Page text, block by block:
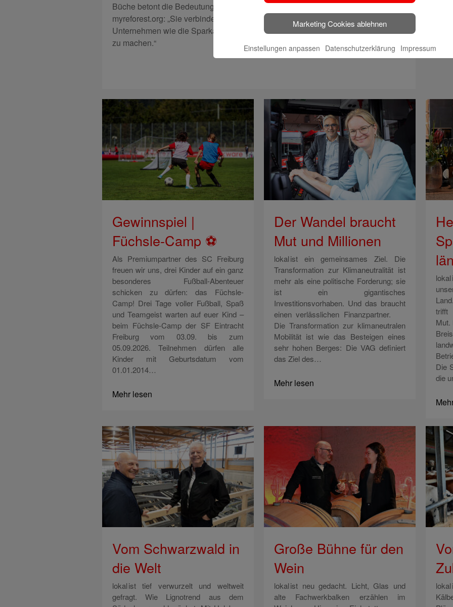
Büche betont die Bedeutung nachhaltiger Aufforstung und dankt der Arbeit von
myreforest.org: „Sie verbindet uns Förster mit Waldbesitzern und engagierten
Unternehmen wie die Sparkasse, um die Wälder unserer Region fit für die Zukunft
zu machen.“
Gewinnspiel |
Füchsle-Camp ⚽
Als Premiumpartner des SC Freiburg
freuen wir uns, drei Kinder auf ein ganz
besonderes Fußball-Abenteuer
schicken zu dürfen: das Füchsle-
Camp! Drei Tage voller Fußball, Spaß
und Teamgeist warten auf euer Kind –
beim Füchsle-Camp der SF Eintracht
Freiburg vom 03.09. bis zum
05.09.2026. Teilnehmen dürfen alle
Kinder mit Geburtsdatum vom
01.01.2014…
Mehr lesen
Der Wandel braucht
Mut und Millionen
lokal ist ein gemeinsames Ziel. Die
Transformation zur Klimaneutralität ist
mehr als eine politische Forderung; sie
ist ein gigantisches
Investitionsvorhaben. Und das braucht
einen verlässlichen Finanzpartner.
Die Transformation zur klimaneutralen
Mobilität ist wie das Besteigen eines
sehr hohen Berges: Die VAG definiert
das Ziel des…
Mehr lesen
trifft
Mut.
Die
die
Vom Schwarzwald in
die Welt
lokal ist tief verwurzelt und weltweit
gefragt. Wie Lignotrend aus dem
Große Bühne für den
Wein
lokal ist neu gedacht. Licht, Glas und
alte Fachwerkbalken erzählen im
Marketing Cookies ablehnen
Einstellungen anpassen Datenschutzerklärung Impressum